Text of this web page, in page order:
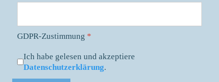
GDPR-Zustimmung *
Ich habe gelesen und akzeptiere
Datenschutzerklärung.